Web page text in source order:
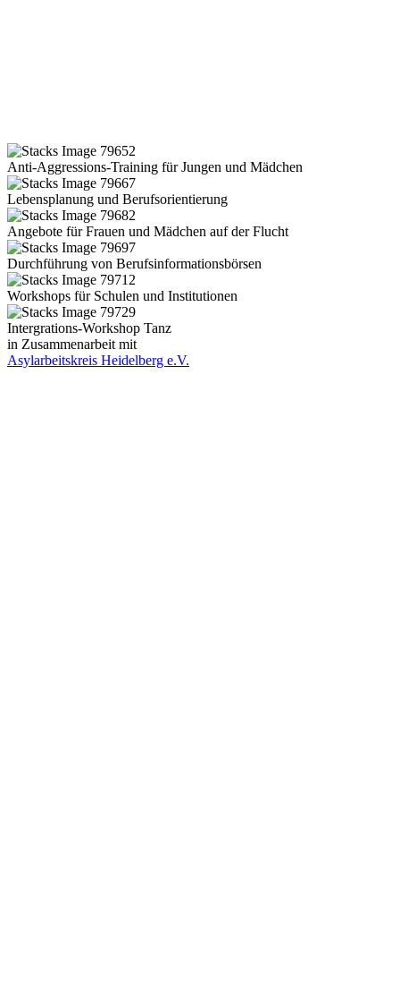
Anti-Aggressions-Training für Jungen und Mädchen
Lebensplanung und Berufsorientierung
Angebote für Frauen und Mädchen auf der Flucht
Durchführung von Berufsinformationsbörsen
Workshops für Schulen und Institutionen
Intergrations-Workshop Tanz
in Zusammenarbeit mit
Asylarbeitskreis Heidelberg e.V.